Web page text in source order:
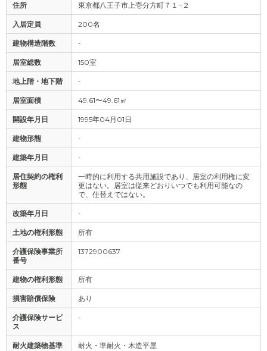
住所 東京都八王子市上壱分方町７１−２
入居定員 200名
建物構造階数 -
居室総数 150室
地上階・地下階 -
居室面積 49.61〜49.61㎡
開設年月日 1995年04月01日
建物形態 -
建築年月日 -
居住契約の権利
形態
一時的に利用する共用施設であり、居室の利用権に変
更はない。居室は従来どおりいつでも利用可能なの
で、住替えではない。
改築年月日 -
土地の権利形態 所有
介護保険事業所
番号
1372900637
建物の権利形態 所有
損害賠償保険 あり
介護保険サービ
ス
-
耐火建築物基準 耐火・準耐火・木造平屋